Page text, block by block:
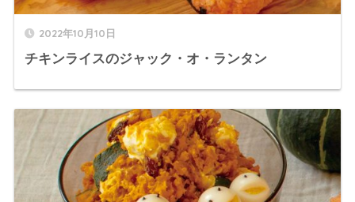
2022年10月10日
チキンライスのジャック・オ・ランタン